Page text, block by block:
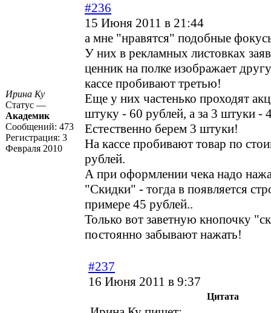
Ирина Ку
Статус —
Академик
Сообщений: 473
Регистрация: 3
Февраля 2010
#236
15 Июня 2011 в 21:44
а мне "нравятся" подобные
У них в рекламных листовках
ценник на полке изображает
кассе пробивают третью!
Еще у них частенько проходят
штуку - 60 рублей, а за 3 штуки -
Естественно берем 3 штуки!
На кассе пробивают товар по
рублей.
А при оформлении чека надо
"Скидки" - тогда в появляется
примере 45 рублей..
Только вот заветную кнопочку
постоянно забывают нажать!
#237
16 Июня 2011 в 9:37
Цитата